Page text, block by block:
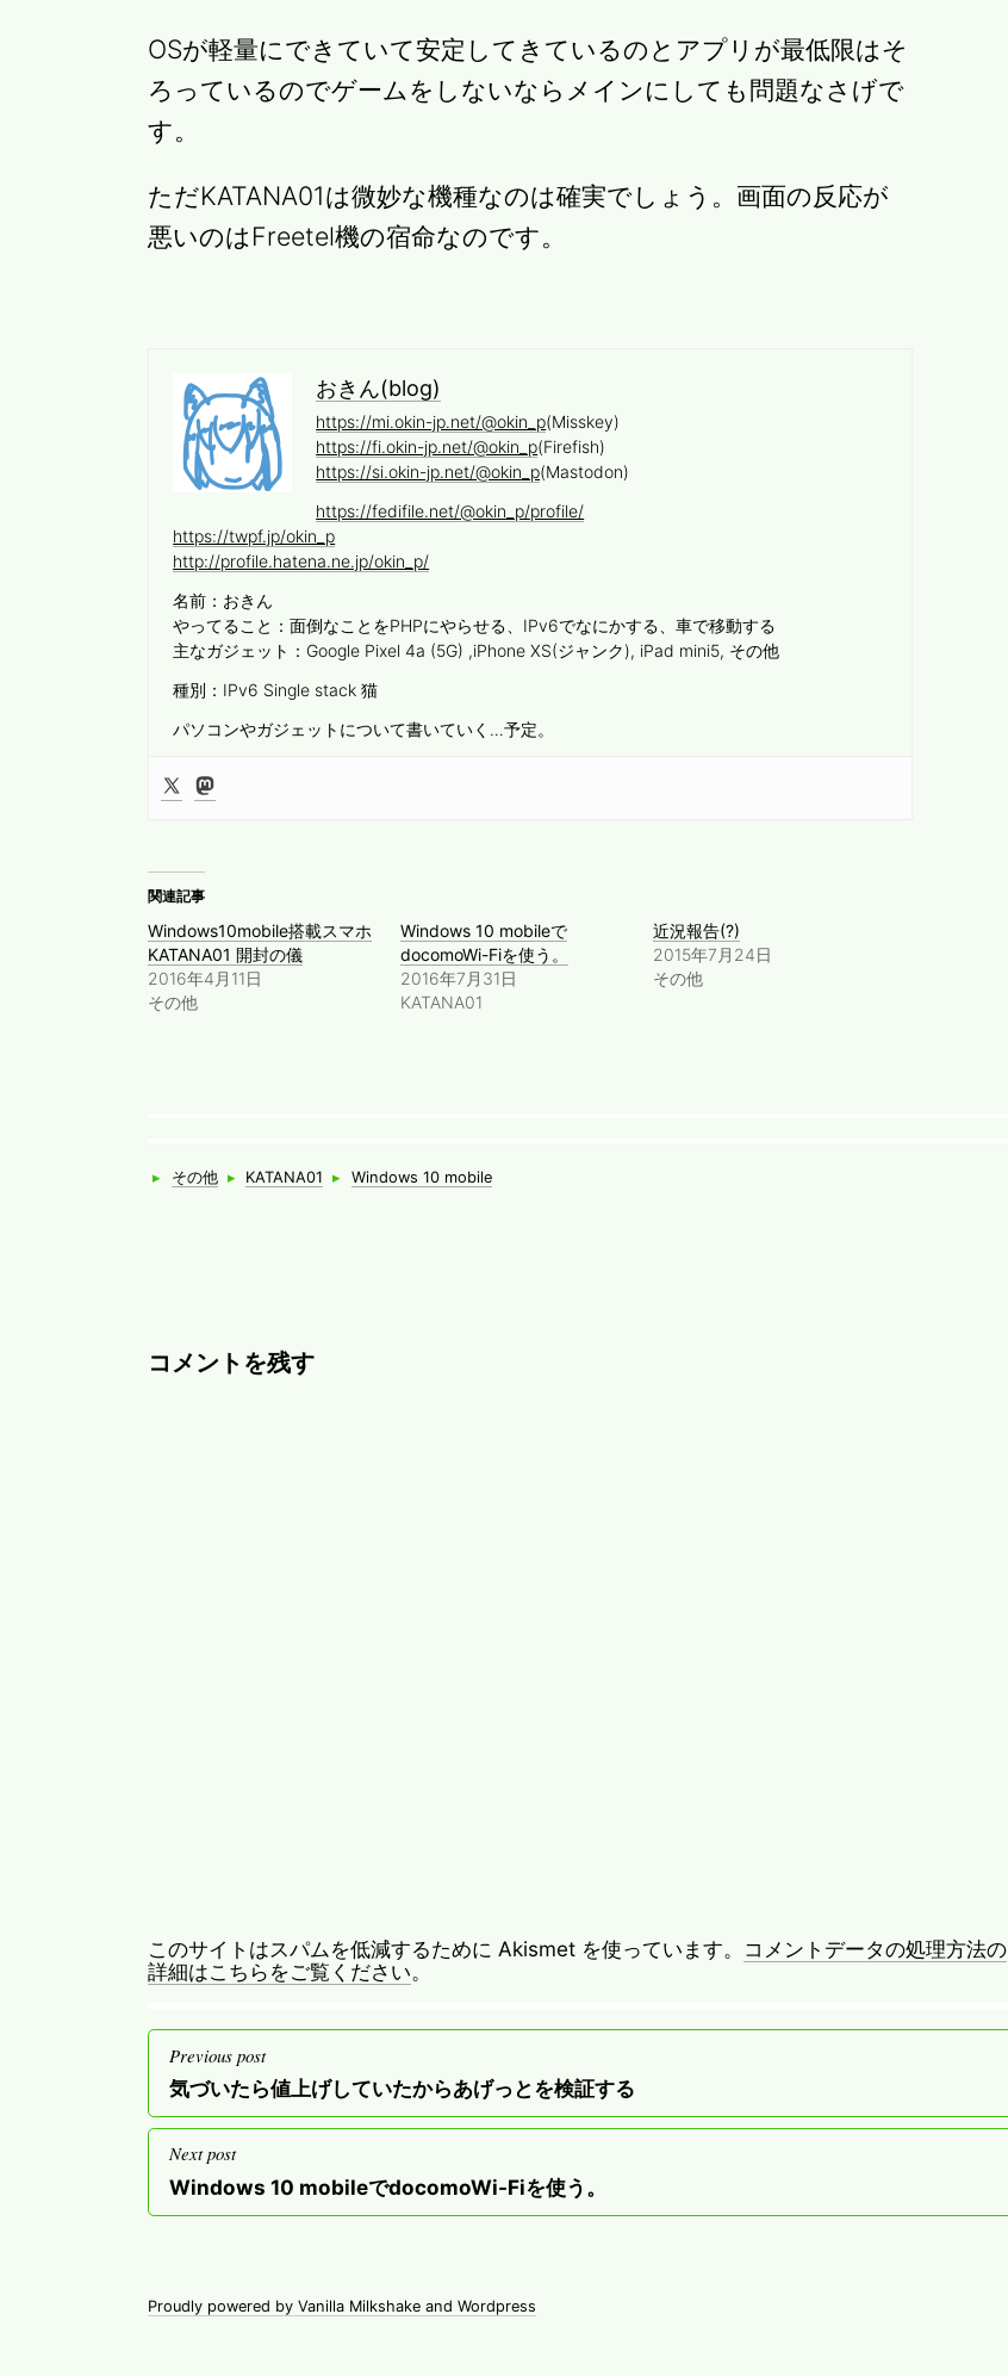
OSが軽量にできていて安定してきているのとアプリが最低限はそ
ろっているのでゲームをしないならメインにしても問題なさげで
す。
ただKATANA01は微妙な機種なのは確実でしょう。画面の反応が
悪いのはFreetel機の宿命なのです。
おきん(blog)
https://mi.okin-jp.net/@okin_p(Misskey)
https://fi.okin-jp.net/@okin_p(Firefish)
https://si.okin-jp.net/@okin_p(Mastodon)
https://fedifile.net/@okin_p/profile/
https://twpf.jp/okin_p
http://profile.hatena.ne.jp/okin_p/
名前：おきん
やってること：面倒なことをPHPにやらせる、IPv6でなにかする、車で移動する
主なガジェット：Google Pixel 4a (5G) ,iPhone XS(ジャンク), iPad mini5, その他
種別：IPv6 Single stack 猫
パソコンやガジェットについて書いていく…予定。
関連記事
Windows10mobile搭載スマホ
KATANA01 開封の儀
2016年4月11日
その他
Windows 10 mobileで
docomoWi-Fiを使う。
2016年7月31日
KATANA01
近況報告(?)
2015年7月24日
その他
Categories
▸ その他Tags
▸ KATANA01 ▸ Windows 10 mobile
コメントを残す
このサイトはスパムを低減するために Akismet を使っています。 コメントデータの処理方法の
詳細はこちらをご覧ください。
投
稿
ナ
ビ
ゲ
ー
ン
Previous post
Previous
気づいたら値上げしていたからあげっとを検証する
Next post
Next
Windows 10 mobileでdocomoWi-Fiを使う。
Proudly powered by Vanilla Milkshake and Wordpress